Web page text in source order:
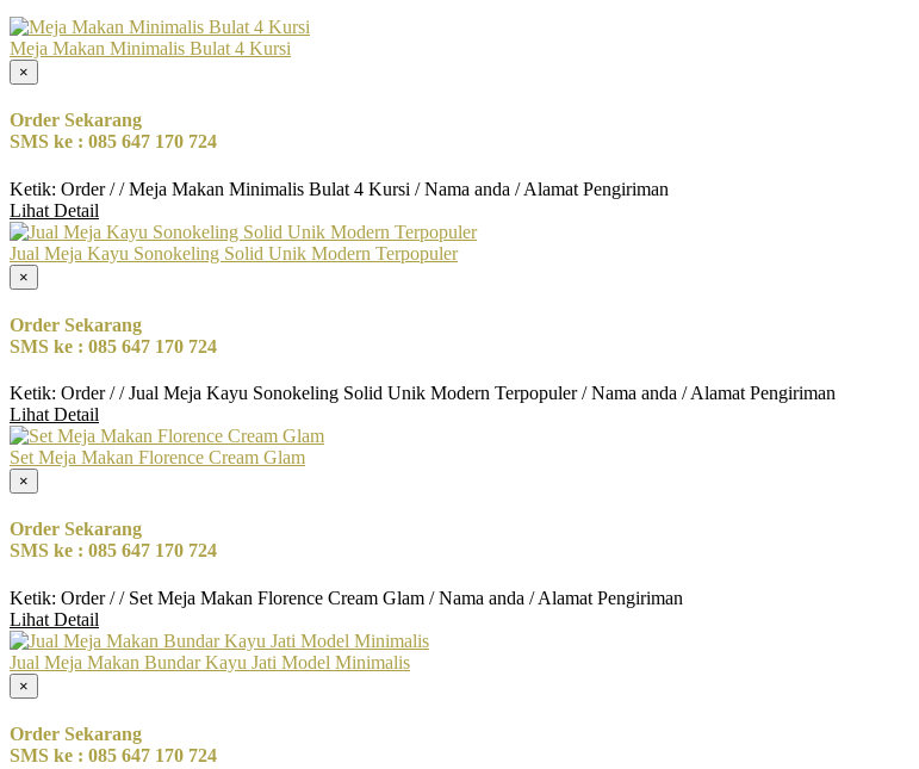
Meja Makan Minimalis Bulat 4 Kursi
×
Order Sekarang
SMS ke : 085 647 170 724
Ketik: Order / / Meja Makan Minimalis Bulat 4 Kursi / Nama anda / Alamat Pengiriman
Lihat Detail
Jual Meja Kayu Sonokeling Solid Unik Modern Terpopuler
×
Order Sekarang
SMS ke : 085 647 170 724
Ketik: Order / / Jual Meja Kayu Sonokeling Solid Unik Modern Terpopuler / Nama anda / Alamat Pengiriman
Lihat Detail
Set Meja Makan Florence Cream Glam
×
Order Sekarang
SMS ke : 085 647 170 724
Ketik: Order / / Set Meja Makan Florence Cream Glam / Nama anda / Alamat Pengiriman
Lihat Detail
Jual Meja Makan Bundar Kayu Jati Model Minimalis
×
Order Sekarang
SMS ke : 085 647 170 724